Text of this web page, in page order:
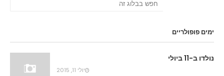
ימים פופולריים
נולדו ב-11 ביולי
יולי 11, 2015